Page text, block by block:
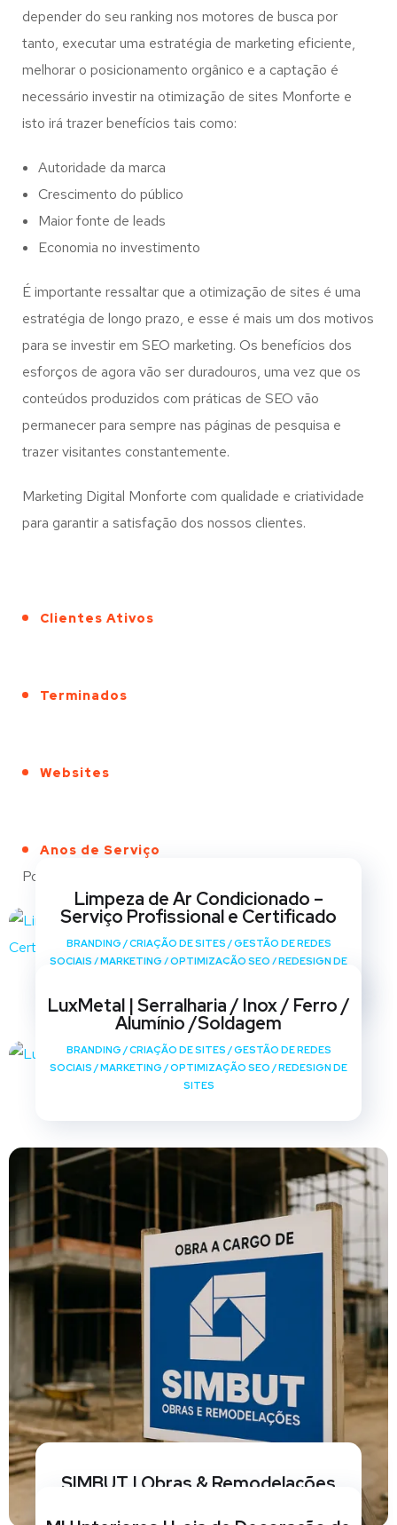
depender do seu ranking nos motores de busca por
tanto, executar uma estratégia de marketing eficiente,
melhorar o posicionamento orgânico e a captação é
necessário investir na otimização de sites Monforte e
isto irá trazer benefícios tais como:
Autoridade da marca
Crescimento do público
Maior fonte de leads
Economia no investimento
É importante ressaltar que a otimização de sites é uma
estratégia de longo prazo, e esse é mais um dos motivos
para se investir em SEO marketing. Os benefícios dos
esforços de agora vão ser duradouros, uma vez que os
conteúdos produzidos com práticas de SEO vão
permanecer para sempre nas páginas de pesquisa e
trazer visitantes constantemente.
Marketing Digital Monforte com qualidade e criatividade
para garantir a satisfação dos nossos clientes.
Clientes Ativos
Terminados
Websites
Anos de Serviço
Portfólio
Limpeza de Ar Condicionado –
Serviço Profissional e Certificado
BRANDING /CRIAÇÃO DE SITES /GESTÃO DE REDES
SOCIAIS /MARKETING /OPTIMIZAÇÃO SEO /REDESIGN DE
LuxMetal | Serralharia / Inox / Ferro /
Alumínio /Soldagem
BRANDING /CRIAÇÃO DE SITES /GESTÃO DE REDES
SOCIAIS /MARKETING /OPTIMIZAÇÃO SEO /REDESIGN DE
SITES
SIMBUT | Obras & Remodelações